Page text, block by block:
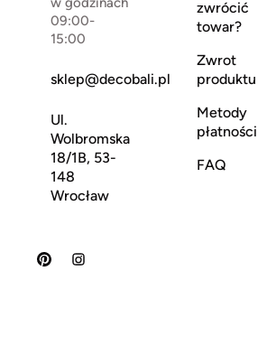
09:00-
15:00
sklep@decobali.pl
Ul.
Wolbromska
18/1B, 53-
148
Wrocław
zwrócić
towar?
Zwrot
produktu
Metody
płatności
FAQ